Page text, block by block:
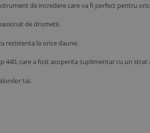
de incredere care va fi perfect pentru
de drumetii.
rezistenta la orice daune.
care a fost acoperita suplimentar cu un
tai.